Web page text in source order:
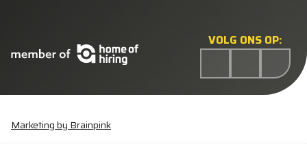
VOLG ONS OP:
Marketing by Brainpink